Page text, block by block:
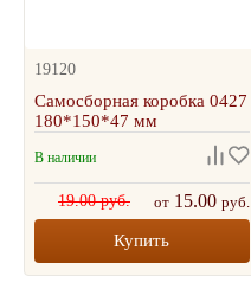
19120
Самосборная коробка 0427
180*150*47 мм
В наличии
19.00 руб. от15.00 руб.
Купить